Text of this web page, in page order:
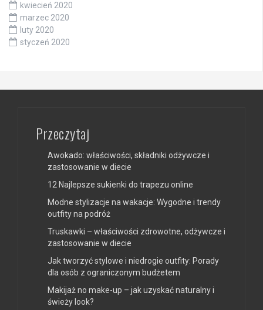
kwiecień 2020
marzec 2020
luty 2020
styczeń 2020
Przeczytaj
Awokado: właściwości, składniki odżywcze i
zastosowanie w diecie
12 Najlepsze sukienki do trapezu online
Modne stylizacje na wakacje: Wygodne i trendy
outfity na podróż
Truskawki – właściwości zdrowotne, odżywcze i
zastosowanie w diecie
Jak tworzyć stylowe i niedrogie outfity: Porady
dla osób z ograniczonym budżetem
Makijaż no make-up – jak uzyskać naturalny i
świeży look?